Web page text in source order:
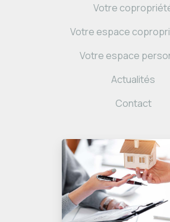
Votre
Votre espace
Votre espace
Actualités
Contact